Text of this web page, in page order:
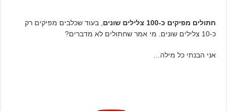
חתולים מפיקים כ-100 צלילים שונים
, בעוד שכלבים מפיקים רק
כ-10 צלילים שונים. מי אמר שחתולים לא מדברים?
אני הבנתי כל מילה…